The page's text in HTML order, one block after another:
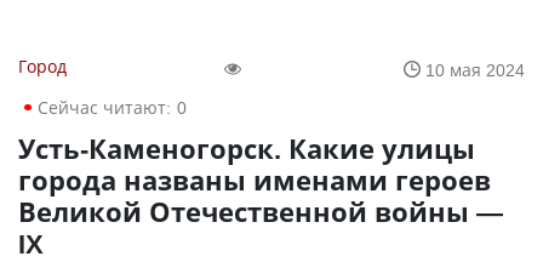
Город
10 мая 2024
Сейчас читают: 0
Усть-Каменогорск. Какие улицы
города названы именами героев
Великой Отечественной войны —
IX